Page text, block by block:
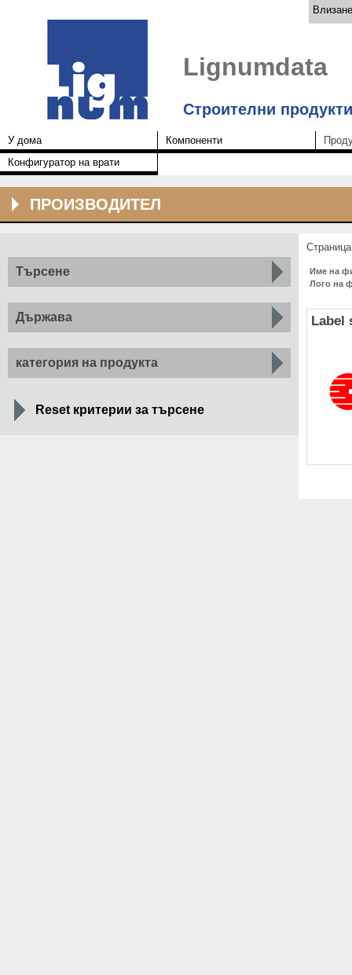
Влизане
Lignumdata
Строителни
У дома Компоненти
Конфигуратор на врати
ПРОИЗВОДИТЕЛ
Търсене
Държава
категория на продукта
Reset критерии за търсене
Име на
Лого на
Label